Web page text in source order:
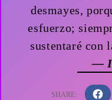
desmayes,
esfuerzo;
sustentaré con
—